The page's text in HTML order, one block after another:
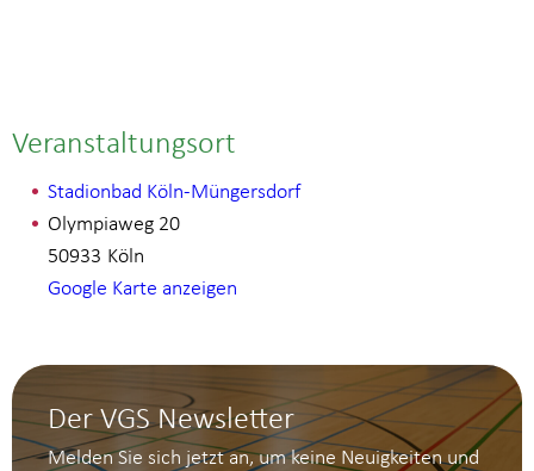
Veranstaltungsort
Stadionbad Köln-Müngersdorf
Olympiaweg 20
Köln
50933
Google Karte anzeigen
Der VGS Newsletter
Melden Sie sich jetzt an, um keine Neuigkeiten und